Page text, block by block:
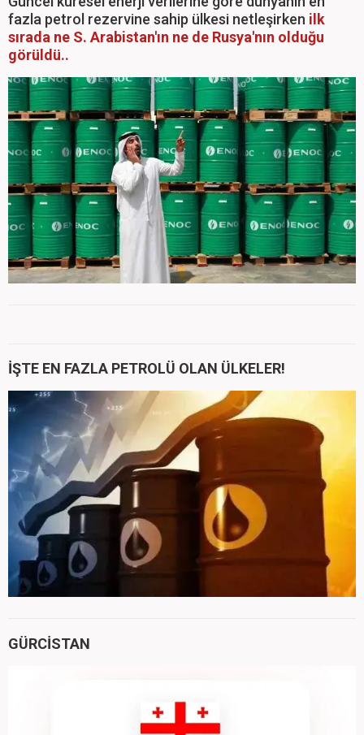
fazla petrol rezervine sahip ülkesi netleşirken ilk
sırada ne S. Arabistan'ın ne de Rusya'nın olduğu
görüldü..
İŞTE EN FAZLA PETROLÜ OLAN ÜLKELER!
GÜRCİSTAN